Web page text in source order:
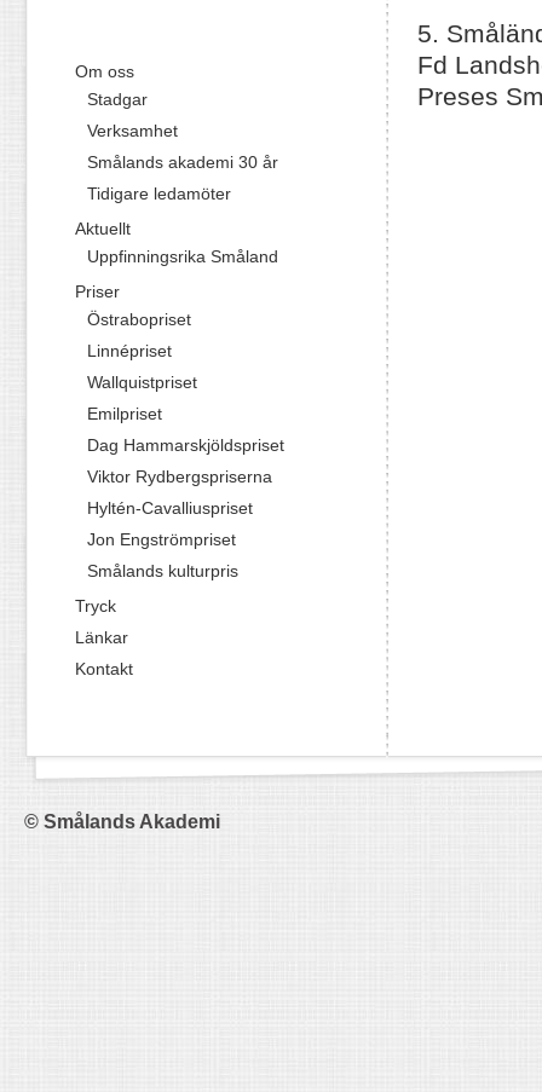
5.
Fd
Preses
Om oss
Stadgar
Verksamhet
Smålands akademi 30 år
Tidigare ledamöter
Aktuellt
Uppfinningsrika Småland
Priser
Östrabopriset
Linnépriset
Wallquistpriset
Emilpriset
Dag Hammarskjöldspriset
Viktor Rydbergspriserna
Hyltén-Cavalliuspriset
Jon Engströmpriset
Smålands kulturpris
Tryck
Länkar
Kontakt
© Smålands Akademi